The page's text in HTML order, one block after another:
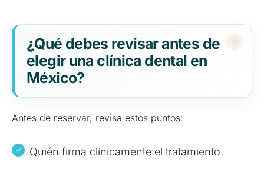
¿Qué debes revisar antes de
elegir una clínica dental en
México?
Antes de reservar, revisa estos puntos:
Quién firma clínicamente el tratamiento.